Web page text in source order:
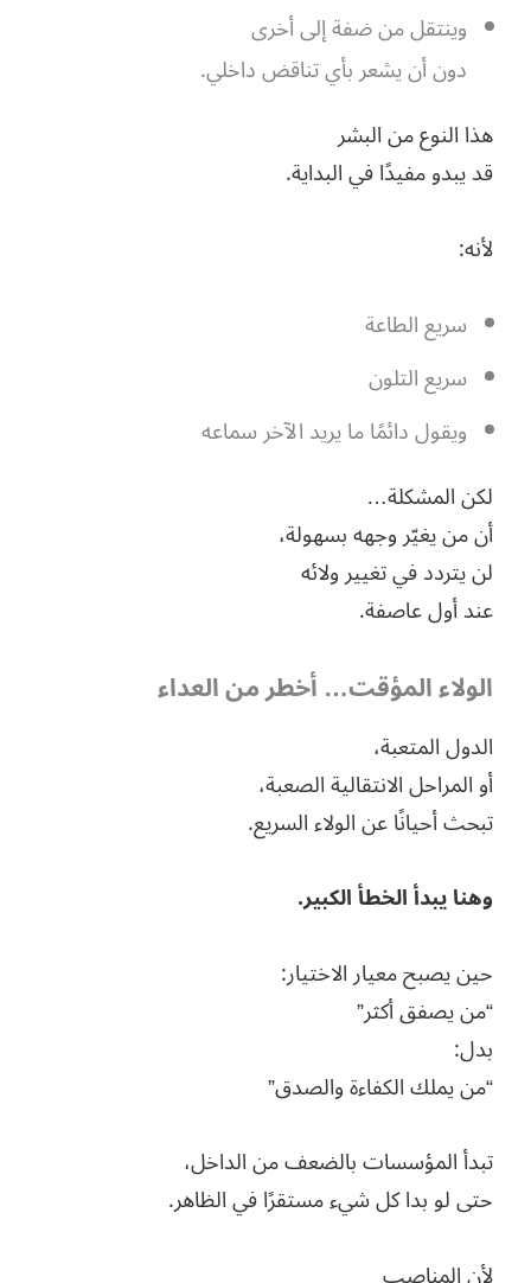
وينتقل من ضفة إلى أخرى
دون أن يشعر بأي تناقض داخلي.
هذا النوع من البشر
قد يبدو مفيدًا في البداية.
لأنه:
سريع الطاعة
سريع التلون
ويقول دائمًا ما يريد الآخر سماعه
لكن المشكلة…
أن من يغيّر وجهه بسهولة،
لن يتردد في تغيير ولائه
عند أول عاصفة.
الولاء المؤقت… أخطر من العداء
الدول المتعبة،
أو المراحل الانتقالية الصعبة،
تبحث أحيانًا عن الولاء السريع.
وهنا يبدأ الخطأ الكبير.
حين يصبح معيار الاختيار:
“من يصفق أكثر”
بدل:
“من يملك الكفاءة والصدق”
تبدأ المؤسسات بالضعف من الداخل،
حتى لو بدا كل شيء مستقرًا في الظاهر.